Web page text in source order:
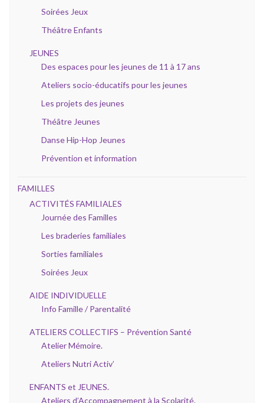
Soirées Jeux
Théâtre Enfants
JEUNES
Des espaces pour les jeunes de 11 à 17 ans
Ateliers socio-éducatifs pour les jeunes
Les projets des jeunes
Théâtre Jeunes
Danse Hip-Hop Jeunes
Prévention et information
FAMILLES
ACTIVITÉS FAMILIALES
Journée des Familles
Les braderies familiales
Sorties familiales
Soirées Jeux
AIDE INDIVIDUELLE
Info Famille / Parentalité
ATELIERS COLLECTIFS – Prévention Santé
Atelier Mémoire.
Ateliers Nutri Activ’
ENFANTS et JEUNES.
Ateliers d’Accompagnement à la Scolarité.